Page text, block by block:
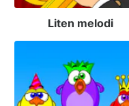
Liten melodi